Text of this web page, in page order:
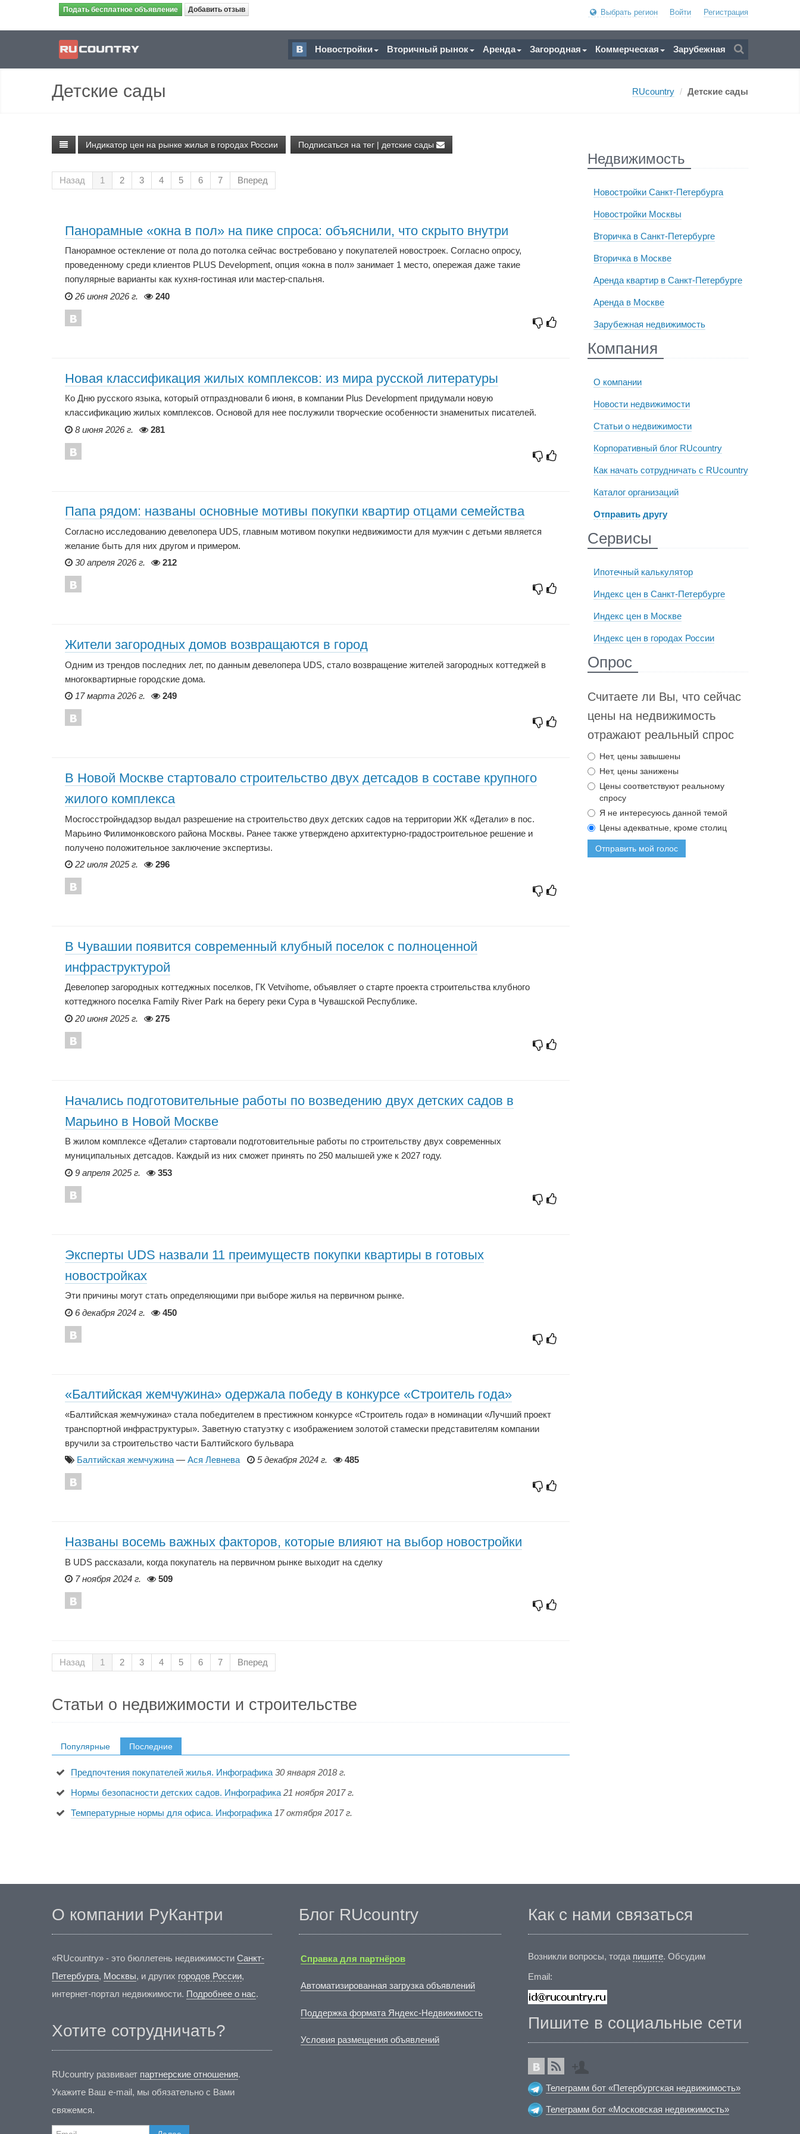
Подать бесплатное объявление Добавить отзыв Выбрать регион Войти Регистрация
Новостройки Вторичный рынок Аренда Загородная Коммерческая Зарубежная
Детские сады RUcountry / Детские сады
Индикатор цен на рынке жилья в городах России Подписаться на тег | детские сады
Назад 1 2 3 4 5 6 7 Вперед
Панорамные «окна в пол» на пике спроса: объяснили, что скрыто внутри
Панорамное остекление от пола до потолка сейчас востребовано у покупателей новостроек. Согласно опросу,
проведенному среди клиентов PLUS Development, опция «окна в пол» занимает 1 место, опережая даже такие
популярные варианты как кухня-гостиная или мастер-спальня.
26 июня 2026 г.
240
Новая классификация жилых комплексов: из мира русской литературы
Ко Дню русского языка, который отпраздновали 6 июня, в компании Plus Development придумали новую
классификацию жилых комплексов. Основой для нее послужили творческие особенности знаменитых писателей.
8 июня 2026 г.
281
Папа рядом: названы основные мотивы покупки квартир отцами семейства
Согласно исследованию девелопера UDS, главным мотивом покупки недвижимости для мужчин с детьми является
желание быть для них другом и примером.
30 апреля 2026 г.
212
Жители загородных домов возвращаются в город
Одним из трендов последних лет, по данным девелопера UDS, стало возвращение жителей загородных коттеджей в
многоквартирные городские дома.
17 марта 2026 г.
249
В Новой Москве стартовало строительство двух детсадов в составе крупного
жилого комплекса
Мосгосстройндадзор выдал разрешение на строительство двух детских садов на территории ЖК «Детали» в пос.
Марьино Филимонковского района Москвы. Ранее также утверждено архитектурно-градостроительное решение и
получено положительное заключение экспертизы.
22 июля 2025 г.
296
В Чувашии появится современный клубный поселок с полноценной
инфраструктурой
Девелопер загородных коттеджных поселков, ГК Vetvihome, объявляет о старте проекта строительства клубного
коттеджного поселка Family River Park на берегу реки Сура в Чувашской Республике.
20 июня 2025 г.
275
Начались подготовительные работы по возведению двух детских садов в
Марьино в Новой Москве
В жилом комплексе «Детали» стартовали подготовительные работы по строительству двух современных
муниципальных детсадов. Каждый из них сможет принять по 250 малышей уже к 2027 году.
9 апреля 2025 г.
353
Эксперты UDS назвали 11 преимуществ покупки квартиры в готовых
новостройках
Эти причины могут стать определяющими при выборе жилья на первичном рынке.
6 декабря 2024 г.
450
«Балтийская жемчужина» одержала победу в конкурсе «Строитель года»
«Балтийская жемчужина» стала победителем в престижном конкурсе «Строитель года» в номинации «Лучший проект
транспортной инфраструктуры». Заветную статуэтку с изображением золотой стамески представителям компании
вручили за строительство части Балтийского бульвара
Балтийская жемчужина— Ася Левнева 5 декабря 2024 г. 485
Названы восемь важных факторов, которые влияют на выбор новостройки
В UDS рассказали, когда покупатель на первичном рынке выходит на сделку
7 ноября 2024 г.
509
Назад 1 2 3 4 5 6 7 Вперед
Статьи о недвижимости и строительстве
Популярные Последние
Предпочтения покупателей жилья. Инфографика 30 января 2018 г.
Нормы безопасности детских садов. Инфографика 21 ноября 2017 г.
Температурные нормы для офиса. Инфографика 17 октября 2017 г.
Недвижимость
Новостройки Санкт-Петербурга
Новостройки Москвы
Вторичка в Санкт-Петербурге
Вторичка в Москве
Аренда квартир в Санкт-Петербурге
Аренда в Москве
Зарубежная недвижимость
Компания
О компании
Новости недвижимости
Статьи о недвижимости
Корпоративный блог RUcountry
Как начать сотрудничать с RUcountry
Каталог организаций
Отправить другу
Сервисы
Ипотечный калькулятор
Индекс цен в Санкт-Петербурге
Индекс цен в Москве
Индекс цен в городах России
Опрос
Считаете ли Вы, что сейчас
цены на недвижимость
отражают реальный спрос
Нет, цены завышены
Нет, цены занижены
Цены соответствуют реальному
спросу
Я не интересуюсь данной темой
Цены адекватные, кроме столиц
Отправить мой голос
О компании РуКантри
«RUcountry» - это бюллетень недвижимости Санкт-
Петербурга, Москвы, и других городов России,
интернет-портал недвижимости. Подробнее о нас.
Хотите сотрудничать?
RUcountry развивает партнерские отношения.
Укажите Ваш e-mail, мы обязательно с Вами
свяжемся.
Блог RUcountry
Справка для партнёров
Автоматизированная загрузка объявлений
Поддержка формата Яндекс-Недвижимость
Условия размещения объявлений
Как с нами связаться
Возникли вопросы, тогда пишите. Обсудим
Email:
Пишите в социальные сети
Телеграмм бот «Петербургская недвижимость»
Телеграмм бот «Московская недвижимость»